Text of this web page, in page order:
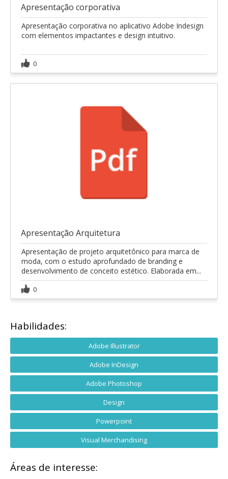
Apresentação corporativa
Apresentação corporativa no aplicativo Adobe Indesign
com elementos impactantes e design intuitivo.
0
Apresentação Arquitetura
Apresentação de projeto arquitetônico para marca de
moda, com o estudo aprofundado de branding e
desenvolvimento de conceito estético. Elaborada em...
0
Habilidades:
Adobe Illustrator
Adobe InDesign
Adobe Photoshop
Design
Powerpoint
Visual Merchandising
Áreas de interesse: